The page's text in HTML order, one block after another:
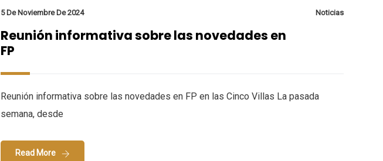
5 De Noviembre De 2024 Noticias
Reunión informativa sobre las novedades en
FP
Reunión informativa sobre las novedades en FP en las Cinco Villas La pasada
semana, desde
Read More